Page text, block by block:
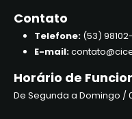
Contato
Telefone:(53)
E-mail:
Horário de
De Segunda a Domingo /